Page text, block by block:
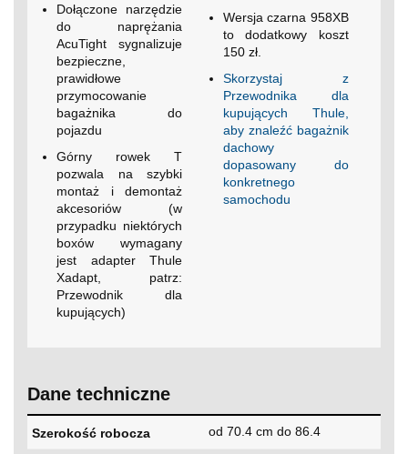
Dołączone narzędzie
do naprężania
AcuTight sygnalizuje
bezpieczne,
prawidłowe
przymocowanie
bagażnika do
pojazdu
Górny rowek T
pozwala na szybki
montaż i demontaż
akcesoriów (w
przypadku niektórych
boxów wymagany
jest adapter Thule
Xadapt, patrz:
Przewodnik dla
kupujących)
Wersja czarna 958XB
to dodatkowy koszt
150 zł.
Skorzystaj z
Przewodnika dla
kupujących Thule,
aby znaleźć bagażnik
dachowy
dopasowany do
konkretnego
samochodu
Dane techniczne
Szerokość robocza od 70.4 cm do 86.4